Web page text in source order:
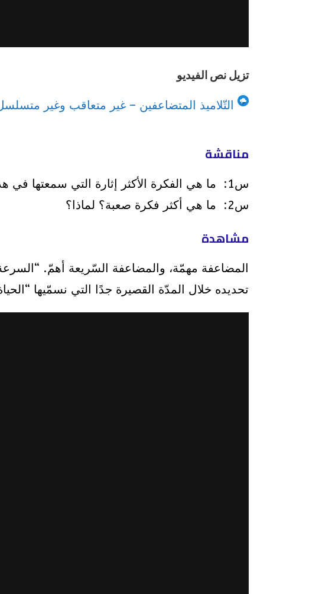
تزيل نص الفيديو
التّلاميذ المتضاعفين – غير متعاقب وغير
مناقشة
س1: ما هي الفكرة الأكثر إثارة التي سمعتها في هذا الفيديو؟ لماذا؟
س2: ما هي أكثر فكرة صعبة؟ لماذا؟
مشاهدة
المضاعفة مهمّة، والمضاعفة السّريعة أهمّ.
تحديده خلال المدّة القصيرة جدًا التي نسمّيها